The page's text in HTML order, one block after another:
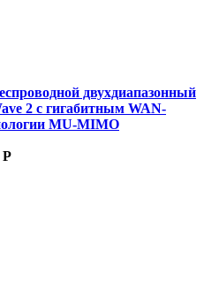
двухдиапазонный
2 с гигабитным WAN-
MU-MIMO
Р